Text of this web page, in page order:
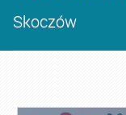
Skoczów